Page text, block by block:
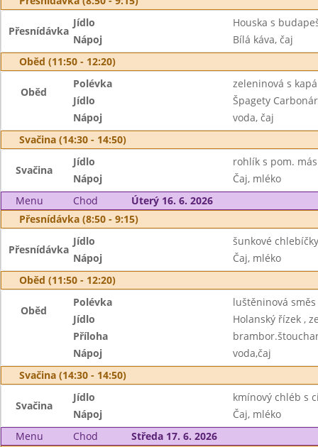
Přesnídávka
Jídlo
Houska s
Nápoj
Bílá káva, čaj
Oběd (11:50 - 12:20)
Oběd
Polévka
zeleninová s
Jídlo
Špagety
Nápoj
voda, čaj
Svačina (14:30 - 14:50)
Svačina
Jídlo
rohlík s pom.
Nápoj
Čaj, mléko
Menu
Chod
Úterý 16. 6. 2026
Přesnídávka (8:50 - 9:15)
Přesnídávka
Jídlo
šunkové
Nápoj
Čaj, mléko
Oběd (11:50 - 12:20)
Oběd
Polévka
luštěninová směs
Jídlo
Holanský řízek ,
Příloha
Nápoj
voda,čaj
Svačina (14:30 - 14:50)
Svačina
Jídlo
kmínový chléb s
Nápoj
Čaj, mléko
Menu
Chod
Středa 17. 6. 2026